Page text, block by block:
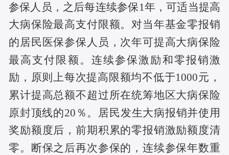
参保人员，之后每连续参保1年，可适当提高
大病保险最高支付限额。对当年基金零报销
的居民医保参保人员，次年可提高大病保险
最高支付限额。连续参保激励和零报销激
励，原则上每次提高限额均不低于1000元，
累计提高总额不超过所在统筹地区大病保险
原封顶线的20％。居民发生大病报销并使用
奖励额度后，前期积累的零报销激励额度清
零。断保之后再次参保的，连续参保年数重